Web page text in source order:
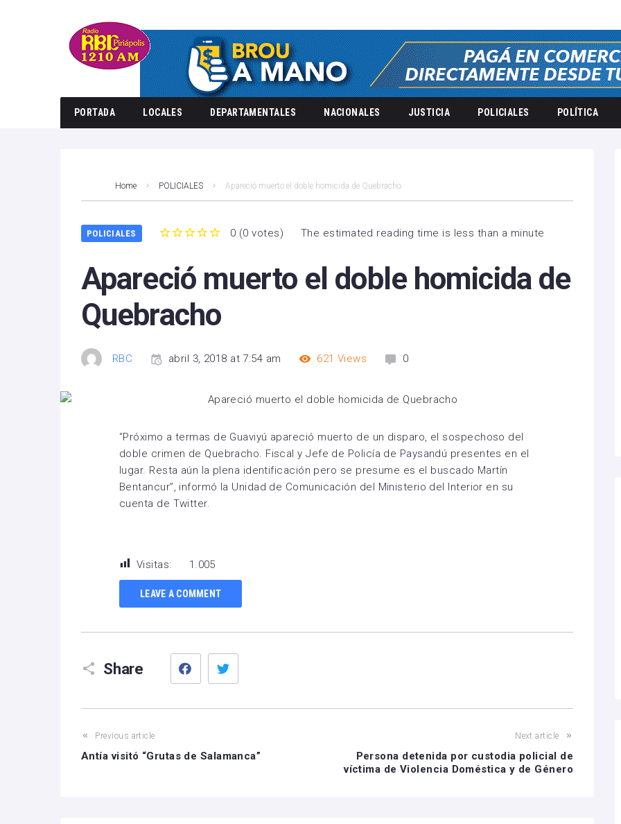
PORTADA LOCALES DEPARTAMENTALES NACIONALES JUSTICIA POLICIALES POLÍTICA
Home POLICIALES Apareció muerto el doble homicida de Quebracho
POLICIALES 0 (0 votes) The estimated reading time is less than a minute
Apareció muerto el doble homicida de
Quebracho
RBC abril 3, 2018 at 7:54 am 621 Views 0
“Próximo a termas de Guaviyú apareció muerto de un disparo, el sospechoso del
doble crimen de Quebracho. Fiscal y Jefe de Policía de Paysandú presentes en el
lugar. Resta aún la plena identificación pero se presume es el buscado Martín
Bentancur”, informó la Unidad de Comunicación del Ministerio del Interior en su
cuenta de Twitter.
Visitas: 1.005
LEAVE A COMMENT
Share
Facebook
Previous article
Antía visitó “Grutas de Salamanca”
Next article
Persona detenida por custodia policial de
víctima de Violencia Doméstica y de Género